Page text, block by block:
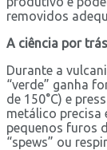
removidos
A ciência por
Durante a
“verde” ganha
de 150°C) e
metálico precisa
pequenos furos
“spews” ou